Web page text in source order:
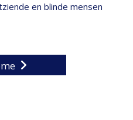
en blinde mensen